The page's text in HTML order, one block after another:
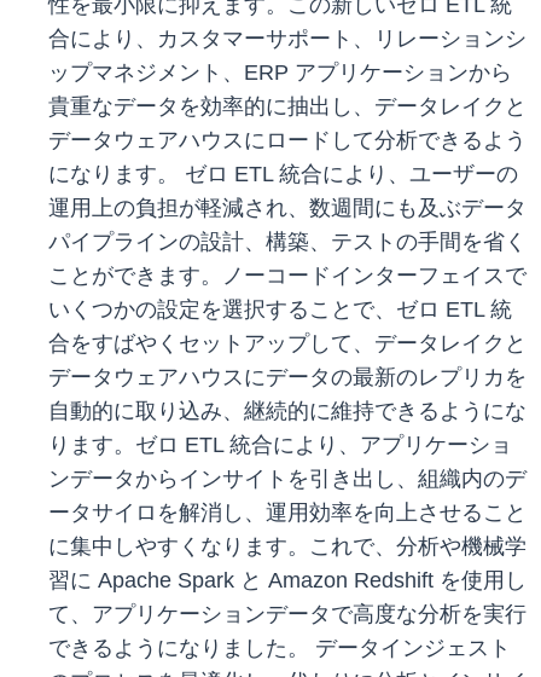
性を最小限に抑えます。この新しいゼロ ETL 統
合により、カスタマーサポート、リレーションシ
ップマネジメント、ERP アプリケーションから
貴重なデータを効率的に抽出し、データレイクと
データウェアハウスにロードして分析できるよう
になります。 ゼロ ETL 統合により、ユーザーの
運用上の負担が軽減され、数週間にも及ぶデータ
パイプラインの設計、構築、テストの手間を省く
ことができます。ノーコードインターフェイスで
いくつかの設定を選択することで、ゼロ ETL 統
合をすばやくセットアップして、データレイクと
データウェアハウスにデータの最新のレプリカを
自動的に取り込み、継続的に維持できるようにな
ります。ゼロ ETL 統合により、アプリケーショ
ンデータからインサイトを引き出し、組織内のデ
ータサイロを解消し、運用効率を向上させること
に集中しやすくなります。これで、分析や機械学
習に Apache Spark と Amazon Redshift を使用し
て、アプリケーションデータで高度な分析を実行
できるようになりました。 データインジェスト